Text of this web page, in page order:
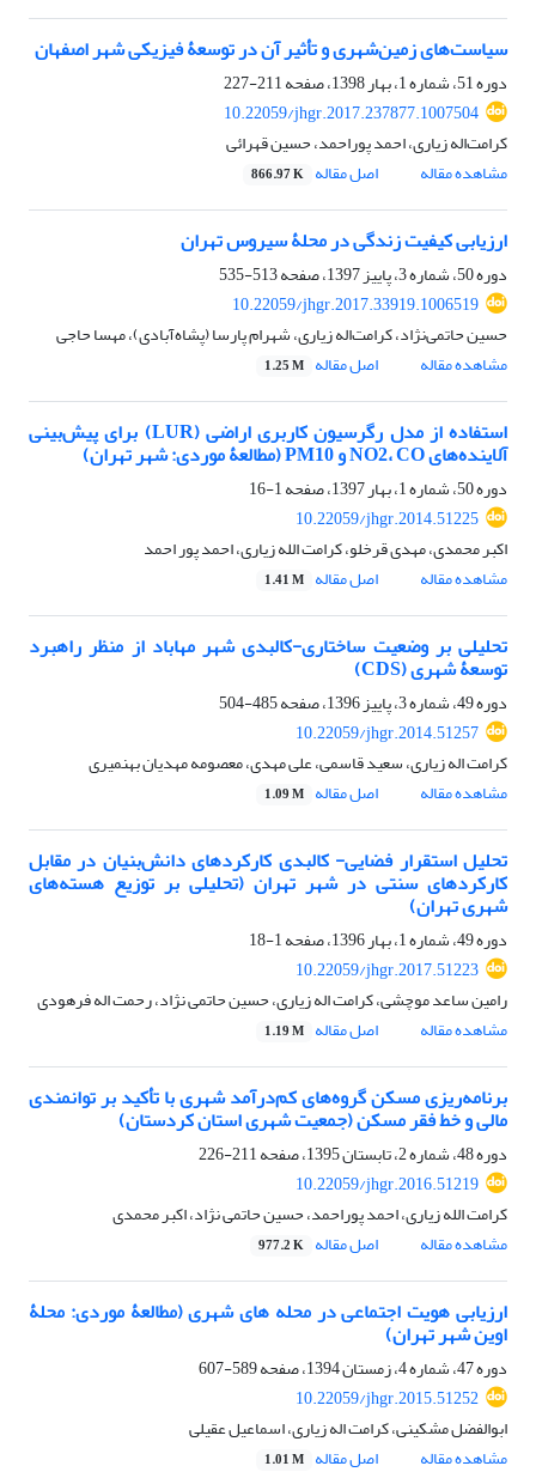
سیاست‌های زمین‌شهری و تأثیر آن در توسعۀ فیزیکی شهر اصفهان
دوره 51، شماره 1، بهار 1398، صفحه
211-227
10.22059/jhgr.2017.237877.1007504
کرامت‌اله زیاری، احمد پوراحمد، حسین قهرائی
مشاهده مقاله
اصل مقاله 866.97 K
ارزیابی کیفیت زندگی در محلۀ سیروس تهران
دوره 50، شماره 3، پاییز 1397، صفحه
513-535
10.22059/jhgr.2017.33919.1006519
حسین حاتمی‌نژاد، کرامت‌اله زیاری، شهرام پارسا (پشاه‌آبادی)، مهسا حاجی
مشاهده مقاله
اصل مقاله 1.25 M
استفاده از مدل رگرسیون کاربری اراضی (LUR) برای پیش‌بینی
آلاینده‌های NO2، CO و PM10 (مطالعۀ موردی: شهر تهران)
دوره 50، شماره 1، بهار 1397، صفحه
1-16
10.22059/jhgr.2014.51225
اکبر محمدی، مهدی قرخلو، کرامت الله زیاری، احمد پور احمد
مشاهده مقاله
اصل مقاله 1.41 M
تحلیلی بر وضعیت ساختاری-کالبدی شهر مهاباد از منظر راهبرد
توسعۀ شهری (CDS)
دوره 49، شماره 3، پاییز 1396، صفحه
485-504
10.22059/jhgr.2014.51257
کرامت اله زیاری، سعید قاسمی، علی مهدی، معصومه مهدیان بهنمیری
مشاهده مقاله
اصل مقاله 1.09 M
تحلیل استقرار فضایی- کالبدی کارکردهای دانش‌بنیان در مقابل
کارکردهای سنتی در شهر تهران (تحلیلی بر توزیع هسته‌های
شهری تهران)
دوره 49، شماره 1، بهار 1396، صفحه
1-18
10.22059/jhgr.2017.51223
رامین ساعد موچشی، کرامت اله زیاری، حسین حاتمی نژاد، رحمت اله فرهودی
مشاهده مقاله
اصل مقاله 1.19 M
برنامه‌ریزی مسکن گروه‌های کم‌درآمد شهری با تأکید بر توانمندی
مالی و خط فقر مسکن (جمعیت شهری استان کردستان)
دوره 48، شماره 2، تابستان 1395، صفحه
211-226
10.22059/jhgr.2016.51219
کرامت الله زیاری، احمد پوراحمد، حسین حاتمی نژاد، اکبر محمدی
مشاهده مقاله
اصل مقاله 977.2 K
ارزیابی هویت اجتماعی در محله های شهری (مطالعۀ موردی: محلۀ
اوین شهر تهران)
دوره 47، شماره 4، زمستان 1394، صفحه
589-607
10.22059/jhgr.2015.51252
ابوالفضل مشکینی، کرامت اله زیاری، اسماعیل عقیلی
مشاهده مقاله
اصل مقاله 1.01 M